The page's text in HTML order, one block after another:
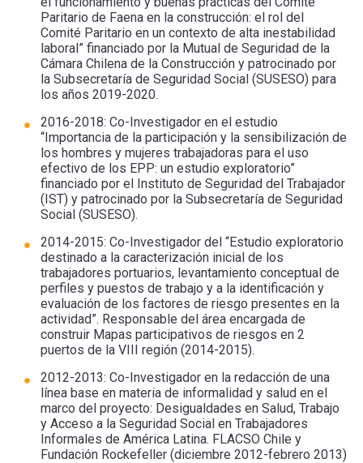
Paritario de Faena en la construcción: el rol del
Comité Paritario en un contexto de alta inestabilidad
laboral” financiado por la Mutual de Seguridad de la
Cámara Chilena de la Construcción y patrocinado por
la Subsecretaría de Seguridad Social (SUSESO) para
los años 2019-2020.
2016-2018: Co-Investigador en el estudio
“Importancia de la participación y la sensibilización de
los hombres y mujeres trabajadoras para el uso
efectivo de los EPP: un estudio exploratorio”
financiado por el Instituto de Seguridad del Trabajador
(IST) y patrocinado por la Subsecretaría de Seguridad
Social (SUSESO).
2014-2015: Co-Investigador del “Estudio exploratorio
destinado a la caracterización inicial de los
trabajadores portuarios, levantamiento conceptual de
perfiles y puestos de trabajo y a la identificación y
evaluación de los factores de riesgo presentes en la
actividad”. Responsable del área encargada de
construir Mapas participativos de riesgos en 2
puertos de la VIII región (2014-2015).
2012-2013: Co-Investigador en la redacción de una
línea base en materia de informalidad y salud en el
marco del proyecto: Desigualdades en Salud, Trabajo
y Acceso a la Seguridad Social en Trabajadores
Informales de América Latina. FLACSO Chile y
Fundación Rockefeller (diciembre 2012-febrero 2013)